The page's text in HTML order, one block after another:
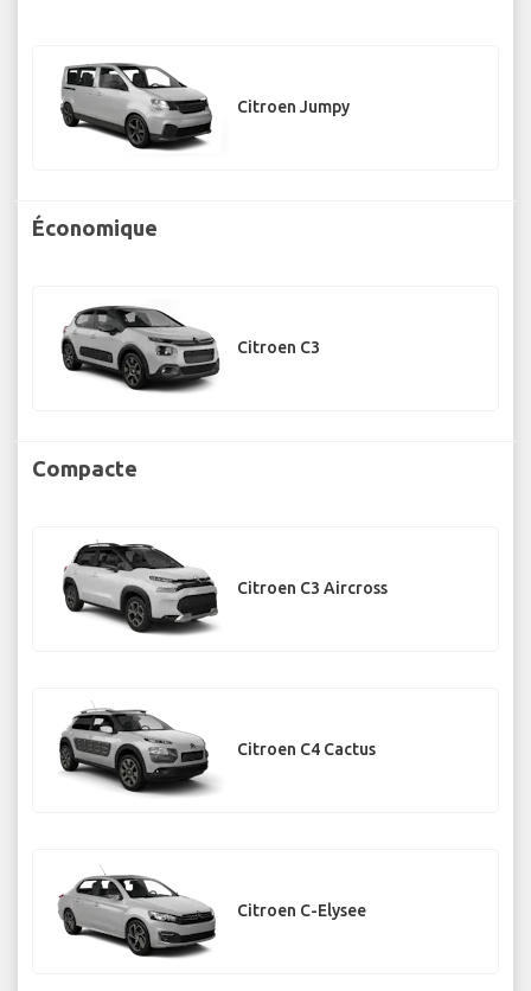
Citroen Jumpy
Économique
Citroen C3
Compacte
Citroen C3 Aircross
Citroen C4 Cactus
Citroen C-Elysee